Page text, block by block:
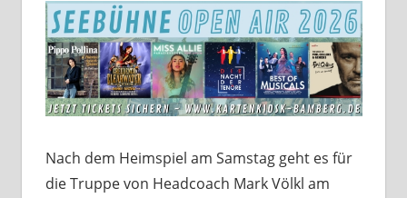
Nach dem Heimspiel am Samstag geht es für
die Truppe von Headcoach Mark Völkl am